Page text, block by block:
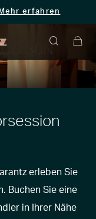
Mehr erfahren
30N
erleben Sie
Buchen Sie eine
in Ihrer Nähe